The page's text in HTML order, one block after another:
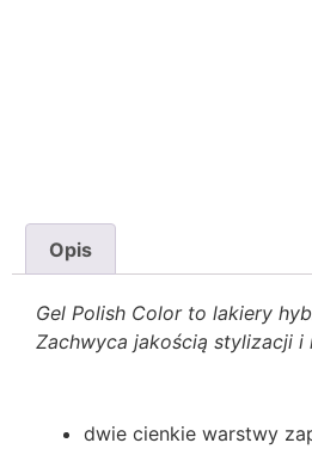
Opis
Gel Polish Color to lakiery
Zachwyca jakością stylizacji
dwie cienkie warstwy